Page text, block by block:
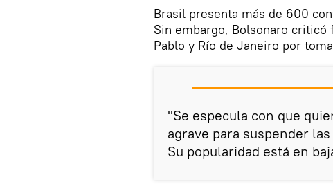
Brasil presenta más de 600
Sin embargo, Bolsonaro criticó
Pablo y Río de Janeiro por
"Se especula con que
agrave para suspender
Su popularidad está en